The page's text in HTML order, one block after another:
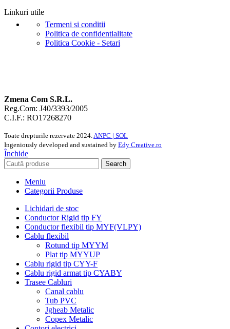
Linkuri utile
Termeni si conditii
Politica de confidentialitate
Politica Cookie - Setari
Zmena Com S.R.L.
Reg.Com: J40/3393/2005
C.I.F.: RO17268270
Toate drepturile rezervate 2024.ANPC | SOL
Ingeniously developed and sustained by Edy Creative.ro
Închide
Search
Meniu
Categorii Produse
Lichidari de stoc
Conductor Rigid tip FY
Conductor flexibil tip MYF(VLPY)
Cablu flexibil
Rotund tip MYYM
Plat tip MYYUP
Cablu rigid tip CYY-F
Cablu rigid armat tip CYABY
Trasee Cabluri
Canal cablu
Tub PVC
Jgheab Metalic
Copex Metalic